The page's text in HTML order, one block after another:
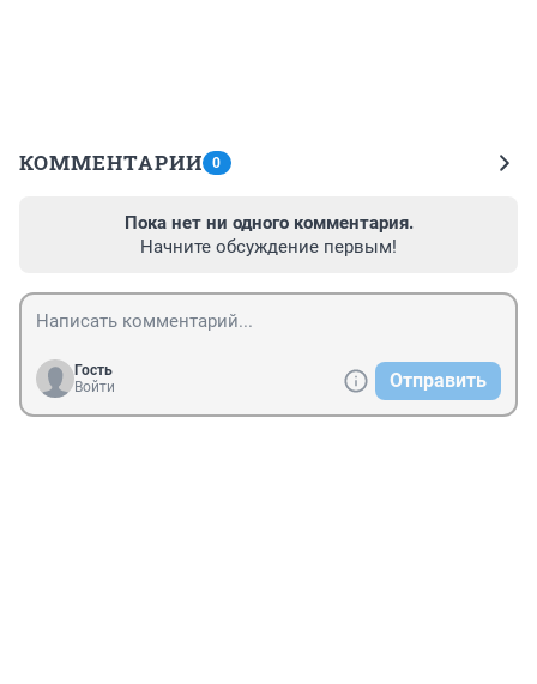
КОММЕНТАРИИ 0
Пока нет ни одного комментария.
Начните обсуждение первым!
Гость
Войти
Отправить